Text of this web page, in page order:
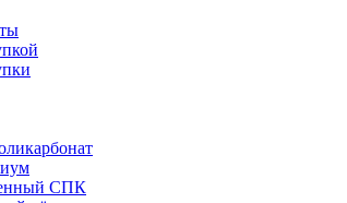
СПК